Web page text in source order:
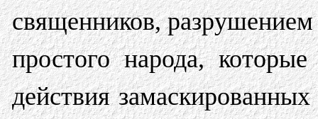
священников,
простого народа,
действия